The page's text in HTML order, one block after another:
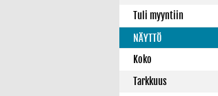
Tuli myyntiin
NÄYTTÖ
Koko
Tarkkuus